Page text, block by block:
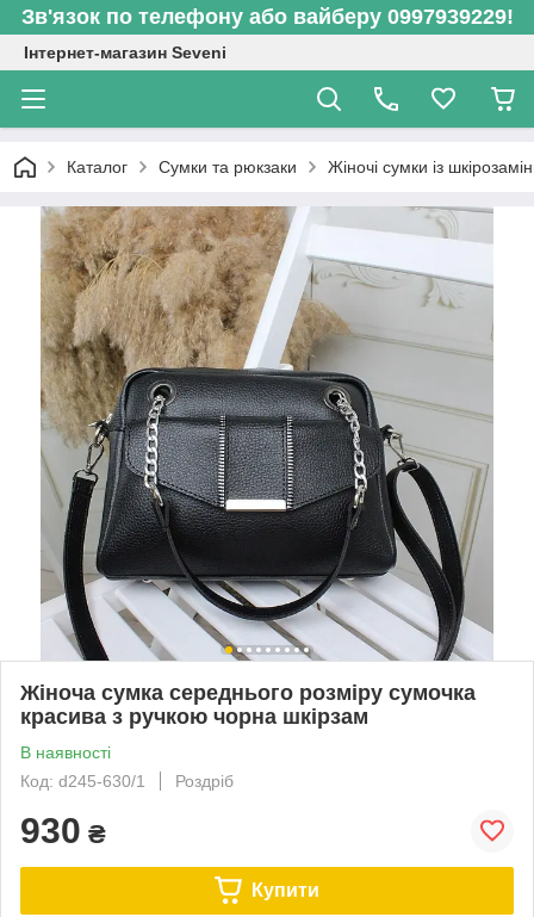
Зв'язок по телефону або вайберу 0997939229!
Інтернет-магазин Seveni
Каталог Сумки та рюкзаки Жіночі сумки із
Жіноча сумка середнього розміру сумочка
красива з ручкою чорна шкірзам
В наявності
Код: d245-630/1
Роздріб
930 ₴
Купити